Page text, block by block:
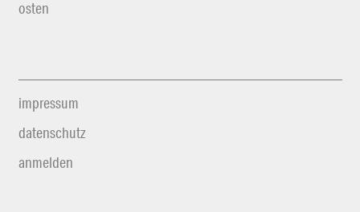
osten
impressum
datenschutz
anmelden